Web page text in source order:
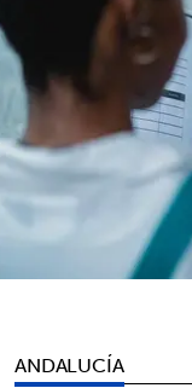
ANDALUCÍA